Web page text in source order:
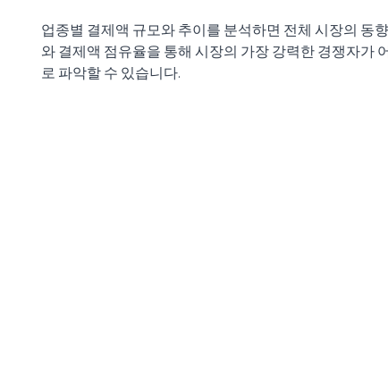
업종별 결제액 규모와 추이를 분석하면 전체 시장의 동
와 결제액 점유율을 통해 시장의 가장 강력한 경쟁자가
로 파악할 수 있습니다.